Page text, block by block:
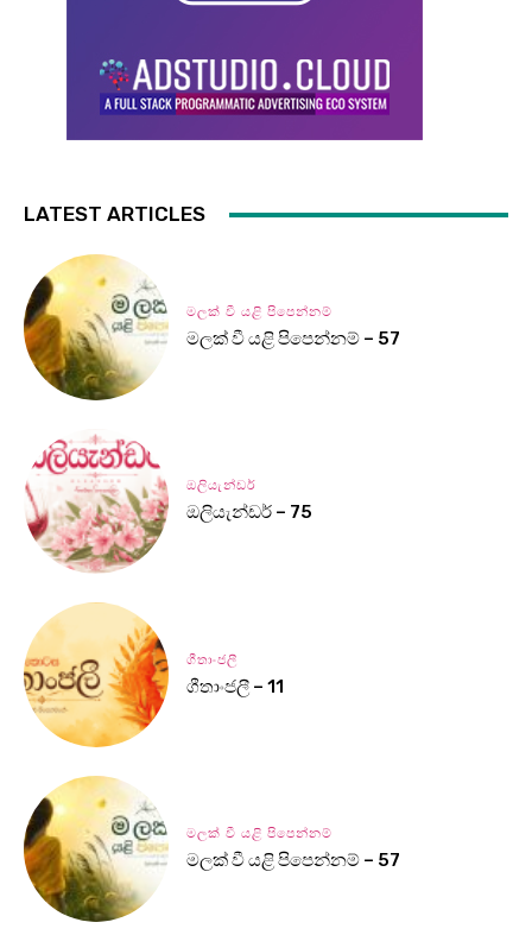
LATEST ARTICLES
මලක් වී යළි පිපෙන්නම්
මලක් වී යළි පිපෙන්නම් – 57
ඔලියැන්ඩර්
ඔලියැන්ඩර් – 75
ගීතාංජලී
ගීතාංජලී – 11
මලක් වී යළි පිපෙන්නම්
මලක් වී යළි පිපෙන්නම් – 57